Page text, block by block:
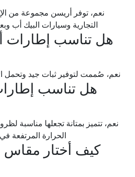
نعم، توفر أريسن مجموعة من
التجارية وسيارات البيك أب
هل تناسب إطارات
نعم، صُممت لتوفير ثبات جيد وتحمل
هل تناسب
نعم، تتميز بمتانة تجعلها مناسبة
الحرارة المرتفعة
كيف أختار